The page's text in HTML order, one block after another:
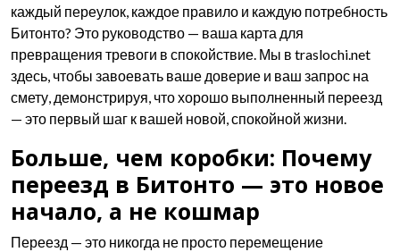
каждый переулок, каждое правило и каждую потребность
Битонто? Это руководство — ваша карта для
превращения тревоги в спокойствие. Мы в traslochi.net
здесь, чтобы завоевать ваше доверие и ваш запрос на
смету, демонстрируя, что хорошо выполненный переезд
— это первый шаг к вашей новой, спокойной жизни.
Больше, чем коробки: Почему
переезд в Битонто — это новое
начало, а не кошмар
Переезд — это никогда не просто перемещение